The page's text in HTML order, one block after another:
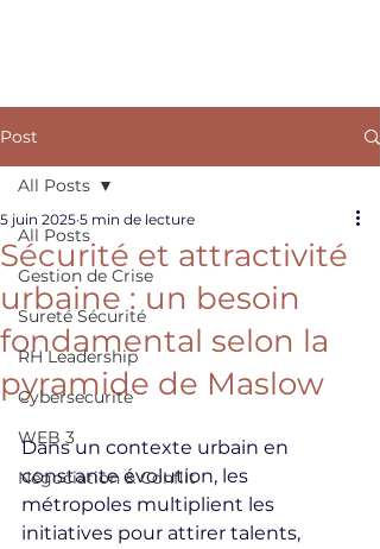
Post
All Posts
Gestion de Crise
Sureté Sécurité
RH Leadership
Cybersecurite
WEB 3
Négociation & Conflit
All Posts
Sécurité et attractivité
urbaine : un besoin
fondamental selon la
pyramide de Maslow
5 juin 2025 5 min de lecture
Dans un contexte urbain en
constante évolution, les
métropoles multiplient les
initiatives pour attirer talents,